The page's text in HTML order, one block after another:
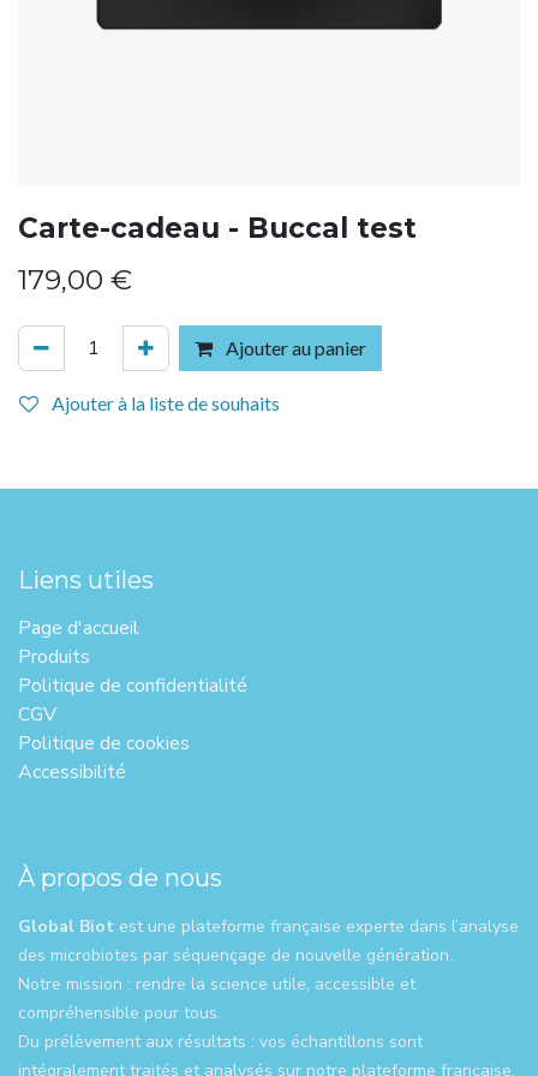
Carte-cadeau - Buccal test
179,00 €
Ajouter au panier
Ajouter à la liste de souhaits
Liens utiles
Page d'ac​cueil
Produits
Politique de confidentialité
CGV
Politique de cookies
Accessibilité
À propos de nous
Global Biot est une plateforme française experte dans l’analyse
des microbiotes par séquençage de nouvelle génération.
Notre mission : rendre la science utile, accessible et
compréhensible pour tous.
Du prélèvement aux résultats : vos échantillons sont
intégralement traités et analysés sur notre plateforme française.